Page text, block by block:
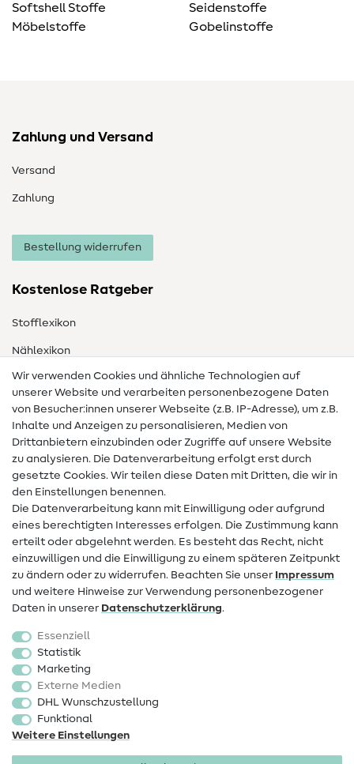
Softshell Stoffe
Möbelstoffe
Seidenstoffe
Gobelinstoffe
Zahlung und Versand
Versand
Zahlung
Bestellung widerrufen
Kostenlose Ratgeber
Stofflexikon
Nählexikon
Nähanleitungen
Hilfe & Kontakt
Kontakt
Infos zum Betreiberwechsel
Widerrufsrecht
Beliebt
Stoffe
Sale
Schnittmuster
Wir verwenden Cookies und ähnliche Technologien auf
unserer Website und verarbeiten personenbezogene Daten
von Besucher:innen unserer Webseite (z.B. IP-Adresse), um z.B.
Inhalte und Anzeigen zu personalisieren, Medien von
Drittanbietern einzubinden oder Zugriffe auf unsere Website
zu analysieren. Die Datenverarbeitung erfolgt erst durch
gesetzte Cookies. Wir teilen diese Daten mit Dritten, die wir in
den Einstellungen benennen.
Die Datenverarbeitung kann mit Einwilligung oder aufgrund
eines berechtigten Interesses erfolgen. Die Zustimmung kann
erteilt oder abgelehnt werden. Es besteht das Recht, nicht
einzuwilligen und die Einwilligung zu einem späteren Zeitpunkt
zu ändern oder zu widerrufen. Beachten Sie unser Impressum
und weitere Hinweise zur Verwendung personenbezogener
Daten in unserer Daten­schutz­erklärung.
Essenziell
Statistik
Marketing
Externe Medien
DHL Wunschzustellung
Funktional
Weitere Einstellungen